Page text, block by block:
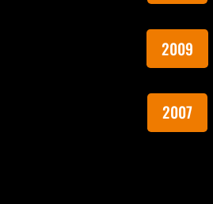
2009
2007